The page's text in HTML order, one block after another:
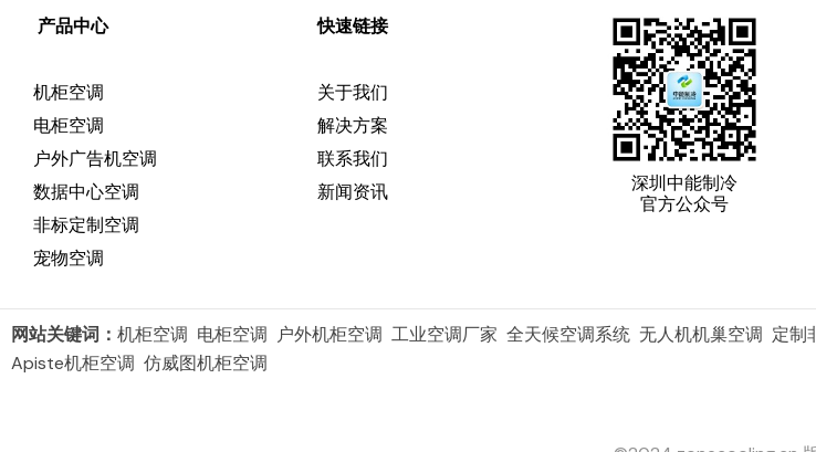
产品中心
机柜空调
电柜空调
户外广告机空调
数据中心空调
非标定制空调
宠物空调
快速链接
关于我们
解决方案
联系我们
新闻资讯
深圳中能制冷
官方公众号
网站关键词： 机柜空调 电柜空调 户外机柜空调 工业空调厂家 全天候空调系统 无人机机巢空调 定
Apiste机柜空调 仿威图机柜空调